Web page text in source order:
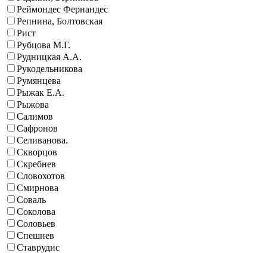
Реймондес Фернандес
Репнина, Болтовская
Рист
Рубцова М.Г.
Рудницкая А.А.
Рукодельникова
Румянцева
Рыжак Е.А.
Рыжова
Салимов
Сафронов
Селиванова.
Скворцов
Скребнев
Словохотов
Смирнова
Соваль
Соколова
Соловьев
Спешнев
Ставрудис